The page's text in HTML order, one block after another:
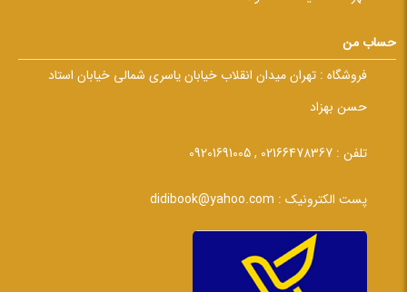
حساب من
فروشگاه : تهران میدان انقلاب خیابان یاسری شمالی خیابان استاد
حسن بهزاد
تلفن : 02166478367 , 09201691005
پست الکترونیک : didibook@yahoo.com